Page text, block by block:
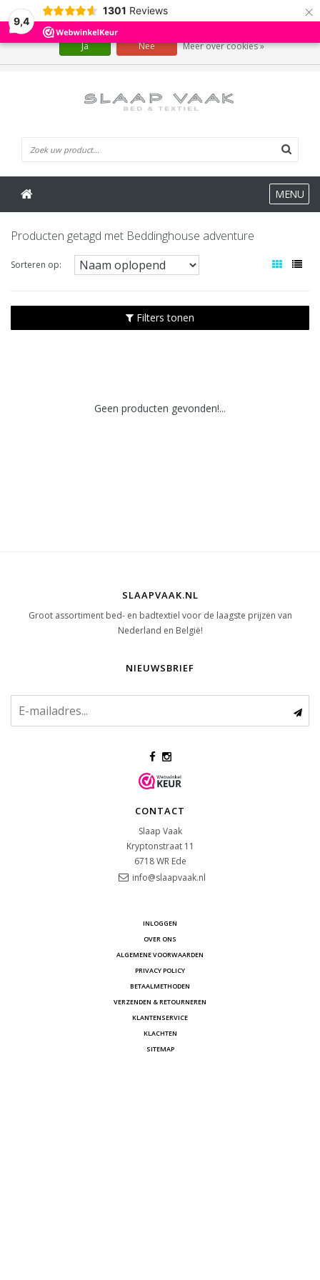
9,4
1301 Reviews ×
MENU
Producten getagd met Beddinghouse adventure
Sorteren op:
Filters tonen
Geen producten gevonden!...
SLAAPVAAK.NL
Groot assortiment bed- en badtextiel voor de laagste prijzen van
Nederland en België!
NIEUWSBRIEF
CONTACT
Slaap Vaak
Kryptonstraat 11
6718 WR Ede
info@slaapvaak.nl
INLOGGEN
OVER ONS
ALGEMENE VOORWAARDEN
PRIVACY POLICY
BETAALMETHODEN
VERZENDEN & RETOURNEREN
KLANTENSERVICE
KLACHTEN
SITEMAP
Wij slaan cookies op om onze website te verbeteren. Is dat akkoord?
Ja Nee Meer over cookies »